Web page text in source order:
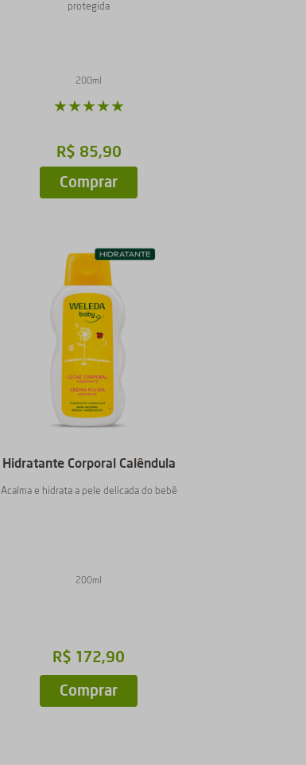
protegida
200ml
★★★★★
R$ 85,90
Comprar
Hidratante Corporal Calêndula
Acalma e hidrata a pele delicada do bebê
200ml
R$ 172,90
Comprar